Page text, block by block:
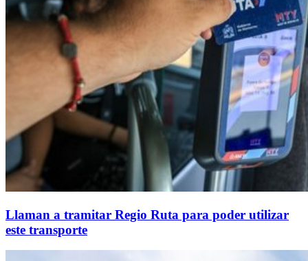
Llaman a tramitar Regio Ruta para poder utilizar
este transporte